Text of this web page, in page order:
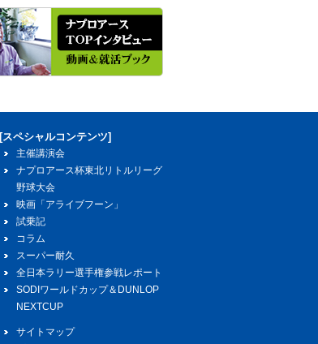
[スペシャルコンテンツ]
主催講演会
ナプロアース杯東北リトルリーグ
野球大会
映画「アライブフーン」
試乗記
コラム
スーパー耐久
全日本ラリー選手権参戦レポート
SODIワールドカップ＆DUNLOP
NEXTCUP
サイトマップ